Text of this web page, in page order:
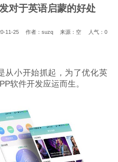
对于英语启蒙的好处
11-25 作者：suzq 来源：空 人气： 0
从小开始抓起，为了优化英
软件开发应运而生。